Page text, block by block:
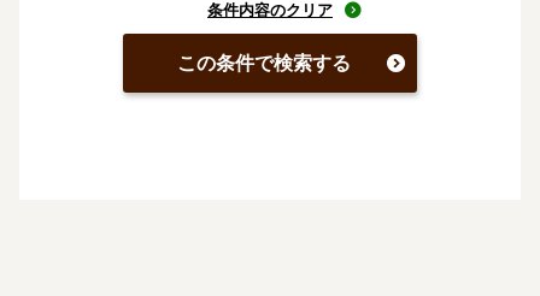
条件内容のクリア
この条件で検索する